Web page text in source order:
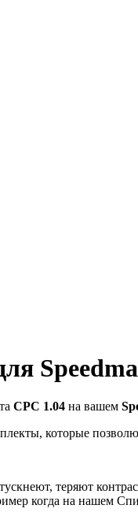
CPC 1.04 на вашем
которые
теряют
когда на нашем